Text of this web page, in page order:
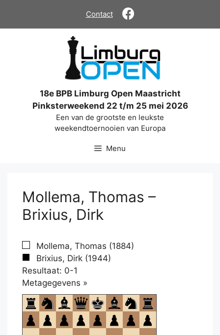
de
Contact
18e BPB Limburg Open Maastricht
Pinksterweekend 22 t/m 25 mei 2026
Een van de grootste en leukste
weekendtoernooien van Europa
Menu
Mollema, Thomas –
Brixius, Dirk
Mollema, Thomas (1884)
Brixius, Dirk (1944)
Resultaat: 0-1
Metagegevens »
om
te
openen.